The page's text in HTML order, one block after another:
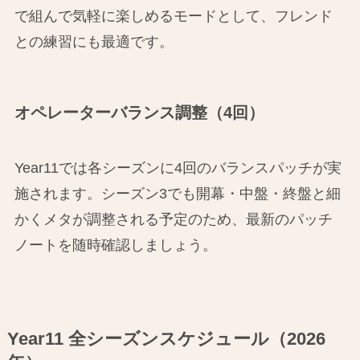
で組んで気軽に楽しめるモードとして、フレンド
との練習にも最適です。
オペレーターバランス調整（4回）
Year11では各シーズンに4回のバランスパッチが実
施されます。シーズン3でも開幕・中盤・終盤と細
かくメタが調整される予定のため、最新のパッチ
ノートを随時確認しましょう。
Year11 全シーズンスケジュール（2026